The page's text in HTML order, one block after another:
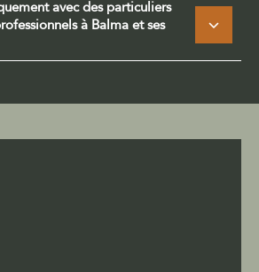
avec des particuliers
à Balma et ses